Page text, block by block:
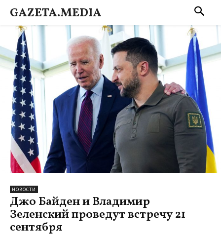
GAZETA.MEDIA
НОВОСТИ
Джо Байден и Владимир
Зеленский проведут встречу 21
сентября